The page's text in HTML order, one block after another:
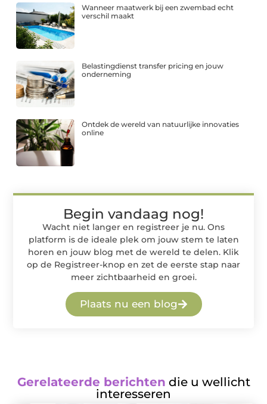
Wanneer maatwerk bij een zwembad echt
verschil maakt
Belastingdienst transfer pricing en jouw
onderneming
Ontdek de wereld van natuurlijke innovaties
online
Begin vandaag nog!
Wacht niet langer en registreer je nu. Ons
platform is de ideale plek om jouw stem te laten
horen en jouw blog met de wereld te delen. Klik
op de Registreer-knop en zet de eerste stap naar
meer zichtbaarheid en groei.
Plaats nu een blog
Gerelateerde berichten die u wellicht
interesseren